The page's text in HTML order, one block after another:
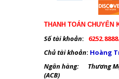
THANH TOÁN CHUYỂN
Số tài khoản:
Chủ tài khoản: Hoàng
Ngân hàng: Thương
(ACB)